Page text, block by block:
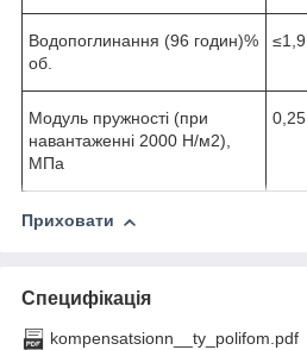
Водопоглинання (96 годин)%
об.
≤1,9
Модуль пружності (при
навантаженні 2000 Н/м2),
МПа
0,25
Приховати
Специфікація
kompensatsionn__ty_polifom.pdf